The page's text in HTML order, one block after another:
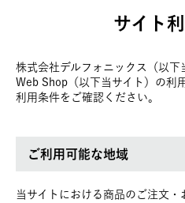
サイト
株式会社デルフォニックス（以下
Web Shop（以下当サイト）の利
利用条件をご確認ください。
ご利用可能な地域
当サイトにおける商品のご注文